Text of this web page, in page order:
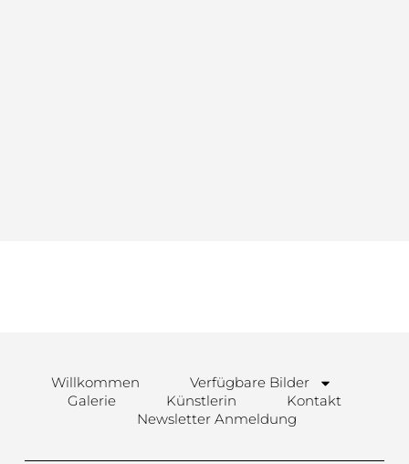
Willkommen
Verfügbare Bilder
Galerie
Künstlerin
Kontakt
Newsletter Anmeldung